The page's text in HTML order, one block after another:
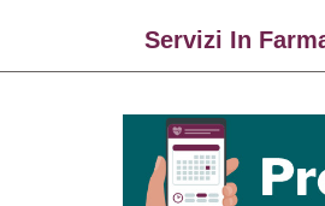
Servizi In